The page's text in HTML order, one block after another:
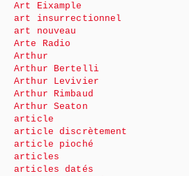
Art Eixample
art insurrectionnel
art nouveau
Arte Radio
Arthur
Arthur Bertelli
Arthur Levivier
Arthur Rimbaud
Arthur Seaton
article
article discrètement
article pioché
articles
articles datés